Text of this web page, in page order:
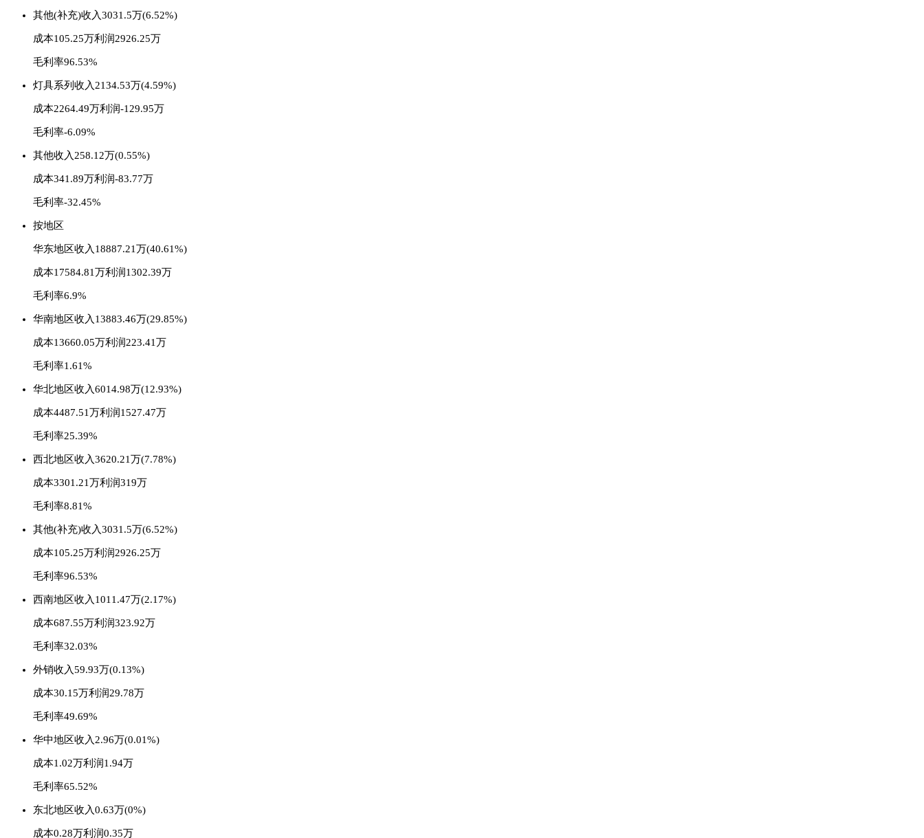
其他(补充)收入3031.5万(6.52%)
成本105.25万利润2926.25万
毛利率96.53%
灯具系列 收入2134.53万(4.59%)
成本2264.49万利润-129.95万
毛利率-6.09%
其他收入258.12万(0.55%)
成本341.89万利润-83.77万
毛利率-32.45%
按地区
华东地区收入18887.21万(40.61%)
成本17584.81万利润1302.39万
毛利率6.9%
华南地区收入13883.46万(29.85%)
成本13660.05万利润223.41万
毛利率1.61%
华北地区收入6014.98万(12.93%)
成本4487.51万利润1527.47万
毛利率25.39%
西北地区收入3620.21万(7.78%)
成本3301.21万利润319万
毛利率8.81%
其他(补充)收入3031.5万(6.52%)
成本105.25万利润2926.25万
毛利率96.53%
西南地区收入1011.47万(2.17%)
成本687.55万利润323.92万
毛利率32.03%
外销收入59.93万(0.13%)
成本30.15万利润29.78万
毛利率49.69%
华中地区收入2.96万(0.01%)
成本1.02万利润1.94万
毛利率65.52%
东北地区收入0.63万(0%)
成本0.28万利润0.35万